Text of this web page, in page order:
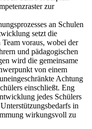
zur
an Schulen
setzt die
voraus, wobei der
und pädagogischen
wird die gemeinsame
von einem
Achtung
einschließt. Eng
jedes Schülers
in
wirkungsvoll zu